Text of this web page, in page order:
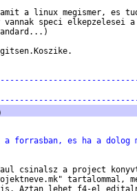
a linux megismer, es
speci elkepzelesei a
forrasban, es ha a dolog
csinalsz a project
tartalommal,
is. Aztan lehet f4-el